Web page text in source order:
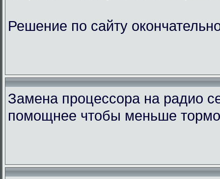
Решение по сайту
Замена процессора на радио
помощнее чтобы меньше